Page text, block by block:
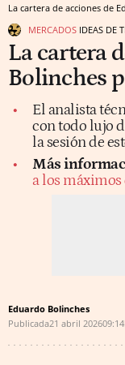
La cartera de acciones de
MERCADOS IDEAS DE
La cartera
Bolinches
El analista
con todo lujo
la sesión de
Más
a los
Eduardo Bolinches
Publicada21 abril 2026